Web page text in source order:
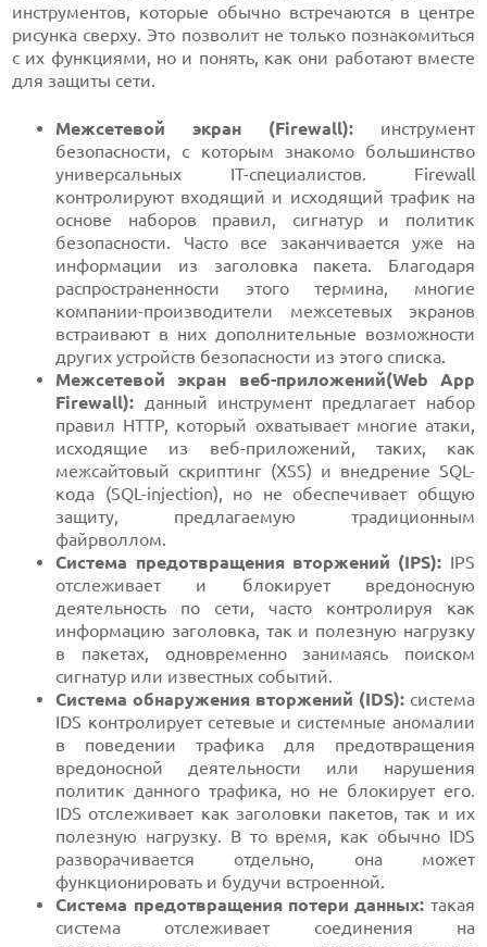
инструментов, которые обычно встречаются в центре
рисунка сверху. Это позволит не только познакомиться
с их функциями, но и понять, как они работают вместе
для защиты сети.
Межсетевой экран (Firewall):инструмент
безопасности, с которым знакомо большинство
универсальных IT-специалистов. Firewall
контролируют входящий и исходящий трафик на
основе наборов правил, сигнатур и политик
безопасности. Часто все заканчивается уже на
информации из заголовка пакета. Благодаря
распространенности этого термина, многие
компании-производители межсетевых экранов
встраивают в них дополнительные возможности
других устройств безопасности из этого списка.
Межсетевой экран веб-приложений(Web App
Firewall): данный инструмент предлагает набор
правил HTTP, который охватывает многие атаки,
исходящие из веб-приложений, таких, как
межсайтовый скриптинг (XSS) и внедрение SQL-
кода (SQL-injection), но не обеспечивает общую
защиту, предлагаемую традиционным
файрволлом.
Система предотвращения вторжений (IPS): IPS
отслеживает и блокирует вредоносную
деятельность по сети, часто контролируя как
информацию заголовка, так и полезную нагрузку
в пакетах, одновременно занимаясь поиском
сигнатур или известных событий.
Система обнаружения вторжений (IDS):система
IDS контролирует сетевые и системные аномалии
в поведении трафика для предотвращения
вредоносной деятельности или нарушения
политик данного трафика, но не блокирует его.
IDS отслеживает как заголовки пакетов, так и их
полезную нагрузку. В то время, как обычно IDS
разворачивается отдельно, она может
функционировать и будучи встроенной.
Система предотвращения потери данных: такая
система отслеживает соединения на